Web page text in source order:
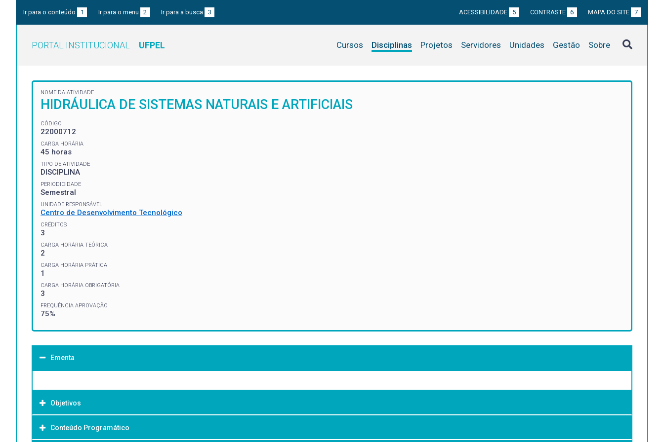
Ir para o conteúdo 1 Ir para o menu 2 Ir para a busca 3 ACESSIBILIDADE 5 CONTRASTE 6 MAPA DO SITE 7
PORTAL INSTITUCIONAL UFPEL Cursos Disciplinas Projetos Servidores Unidades Gestão Sobre
NOME DA ATIVIDADE
HIDRÁULICA DE SISTEMAS NATURAIS E ARTIFICIAIS
CÓDIGO
22000712
CARGA HORÁRIA
45 horas
TIPO DE ATIVIDADE
DISCIPLINA
PERIODICIDADE
Semestral
UNIDADE RESPONSÁVEL
Centro de Desenvolvimento Tecnológico
CRÉDITOS
3
CARGA HORÁRIA TEÓRICA
2
CARGA HORÁRIA PRÁTICA
1
CARGA HORÁRIA OBRIGATÓRIA
3
FREQUÊNCIA APROVAÇÃO
75%
Ementa
Objetivos
Objetivo Geral:
Conteúdo Programático